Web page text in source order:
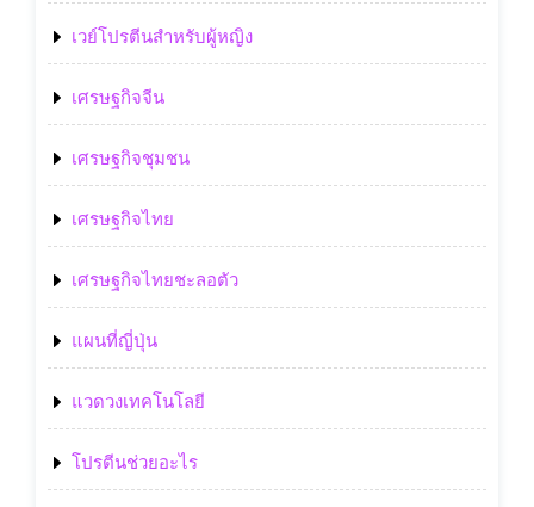
เวย์โปรตีนสำหรับผู้หญิง
เศรษฐกิจจีน
เศรษฐกิจชุมชน
เศรษฐกิจไทย
เศรษฐกิจไทยชะลอตัว
แผนที่ญี่ปุ่น
แวดวงเทคโนโลยี
โปรตีนช่วยอะไร